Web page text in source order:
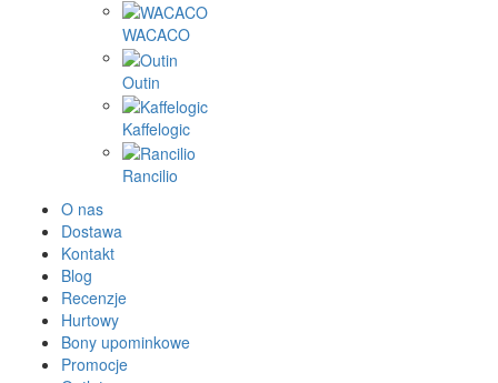
WACACO
Outin
Kaffelogic
Rancilio
O nas
Dostawa
Kontakt
Blog
Recenzje
Hurtowy
Bony upominkowe
Promocje